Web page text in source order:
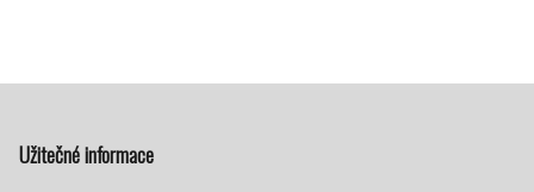
Užitečné informace